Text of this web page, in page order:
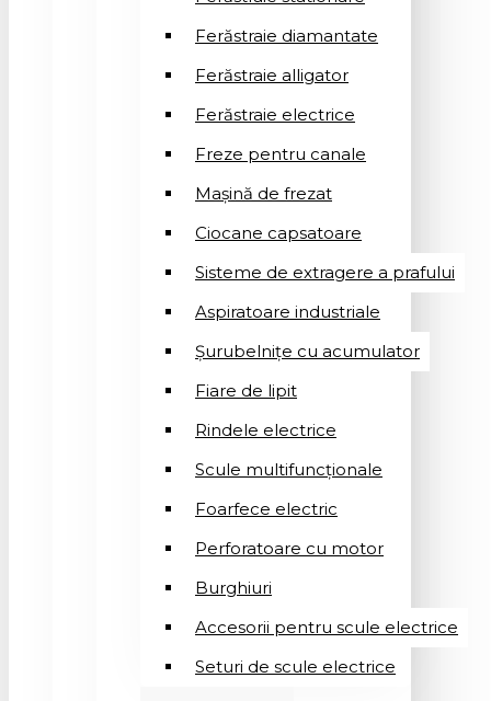
Ferăstraie diamantate
Ferăstraie alligator
Ferăstraie electrice
Freze pentru canale
Mașină de frezat
Ciocane capsatoare
Sisteme de extragere a prafului
Aspiratoare industriale
Șurubelnițe cu acumulator
Fiare de lipit
Rindele electrice
Scule multifuncționale
Foarfece electric
Perforatoare cu motor
Burghiuri
Accesorii pentru scule electrice
Seturi de scule electrice